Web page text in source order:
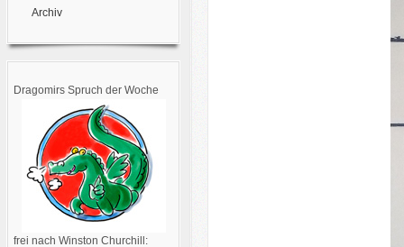
Archiv
Dragomirs Spruch der Woche
frei nach Winston Churchill: